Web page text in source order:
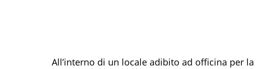
All’interno di un locale adibito ad officina per